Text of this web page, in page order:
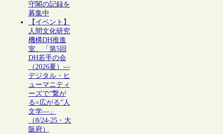
守閣の記録を
募集中
【イベント】
人間文化研究
機構DH推進
室、「第5回
DH若手の会
（2026夏）―
デジタル・ヒ
ューマニティ
ーズで“繋が
る×広がる”人
文学―」
（8/24-25・大
阪府）